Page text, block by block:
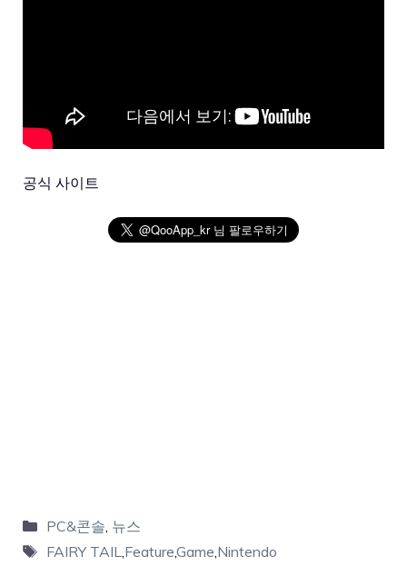
공식 사이트
PC&콘솔 뉴스
FAIRY TAIL FeatureGame Nintendo